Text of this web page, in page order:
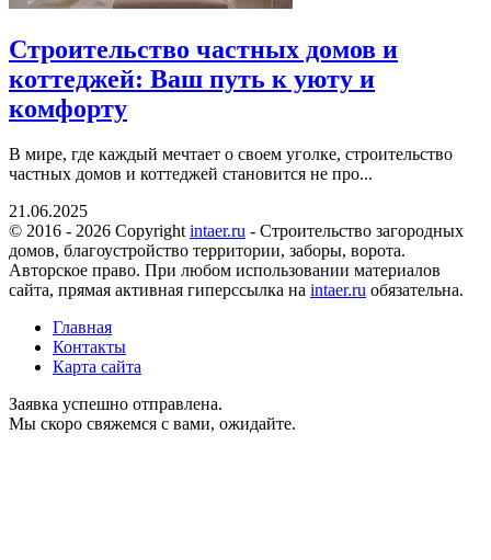
Строительство частных домов и
коттеджей: Ваш путь к уюту и
комфорту
В мире, где каждый мечтает о своем уголке, строительство
частных домов и коттеджей становится не про...
21.06.2025
© 2016 - 2026 Copyrightintaer.ru - Cтроительство загородных
домов, благоустройство территории, заборы, ворота.
Авторское право. При любом использовании материалов
сайта, прямая активная гиперссылка на intaer.ru обязательна.
Главная
Контакты
Карта сайта
Заявка успешно отправлена.
Мы скоро свяжемся с вами, ожидайте.